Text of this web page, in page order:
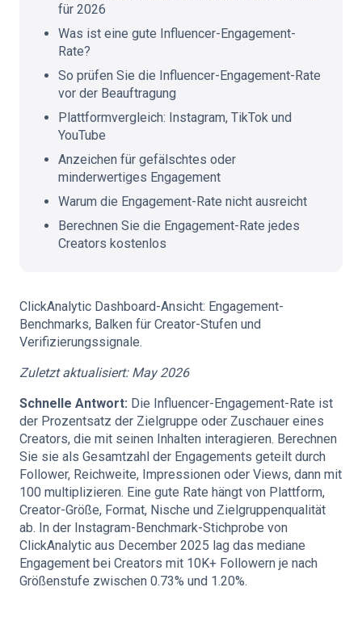
für 2026
Was ist eine gute Influencer-Engagement-
Rate?
So prüfen Sie die Influencer-Engagement-Rate
vor der Beauftragung
Plattformvergleich: Instagram, TikTok und
YouTube
Anzeichen für gefälschtes oder
minderwertiges Engagement
Warum die Engagement-Rate nicht ausreicht
Berechnen Sie die Engagement-Rate jedes
Creators kostenlos
ClickAnalytic Dashboard-Ansicht: Engagement-
Benchmarks, Balken für Creator-Stufen und
Verifizierungssignale.
Zuletzt aktualisiert: May 2026
Schnelle Antwort: Die Influencer-Engagement-Rate ist
der Prozentsatz der Zielgruppe oder Zuschauer eines
Creators, die mit seinen Inhalten interagieren. Berechnen
Sie sie als Gesamtzahl der Engagements geteilt durch
Follower, Reichweite, Impressionen oder Views, dann mit
100 multiplizieren. Eine gute Rate hängt von Plattform,
Creator-Größe, Format, Nische und Zielgruppenqualität
ab. In der Instagram-Benchmark-Stichprobe von
ClickAnalytic aus December 2025 lag das mediane
Engagement bei Creators mit 10K+ Followern je nach
Größenstufe zwischen 0.73% und 1.20%.